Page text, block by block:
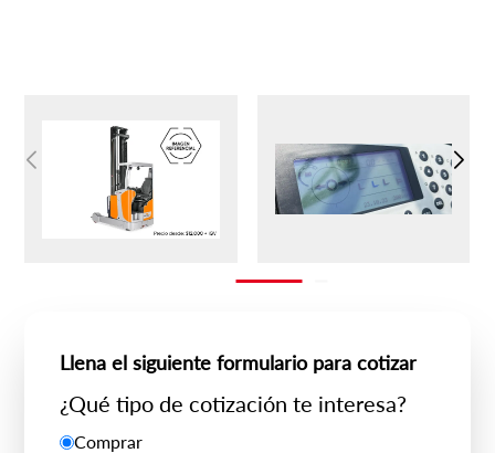
Llena el siguiente formulario para cotizar
¿Qué tipo de cotización te interesa?
Comprar